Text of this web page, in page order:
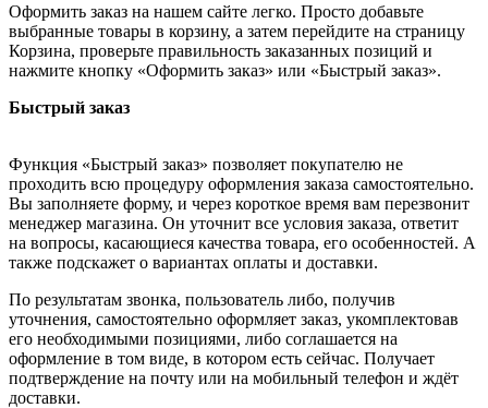
Оформить заказ на нашем сайте легко. Просто добавьте
выбранные товары в корзину, а затем перейдите на страницу
Корзина, проверьте правильность заказанных позиций и
нажмите кнопку «Оформить заказ» или «Быстрый заказ».
Быстрый заказ
Функция «Быстрый заказ» позволяет покупателю не
проходить всю процедуру оформления заказа самостоятельно.
Вы заполняете форму, и через короткое время вам перезвонит
менеджер магазина. Он уточнит все условия заказа, ответит
на вопросы, касающиеся качества товара, его особенностей. А
также подскажет о вариантах оплаты и доставки.
По результатам звонка, пользователь либо, получив
уточнения, самостоятельно оформляет заказ, укомплектовав
его необходимыми позициями, либо соглашается на
оформление в том виде, в котором есть сейчас. Получает
подтверждение на почту или на мобильный телефон и ждёт
доставки.